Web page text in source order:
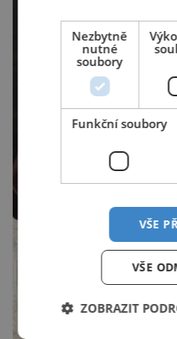
Nezbytně
nutné
soubory
Funkční soubory
VŠE
VŠE
ZOBRAZIT